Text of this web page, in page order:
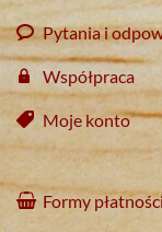
Pytania i
Współpraca
Moje konto
Formy